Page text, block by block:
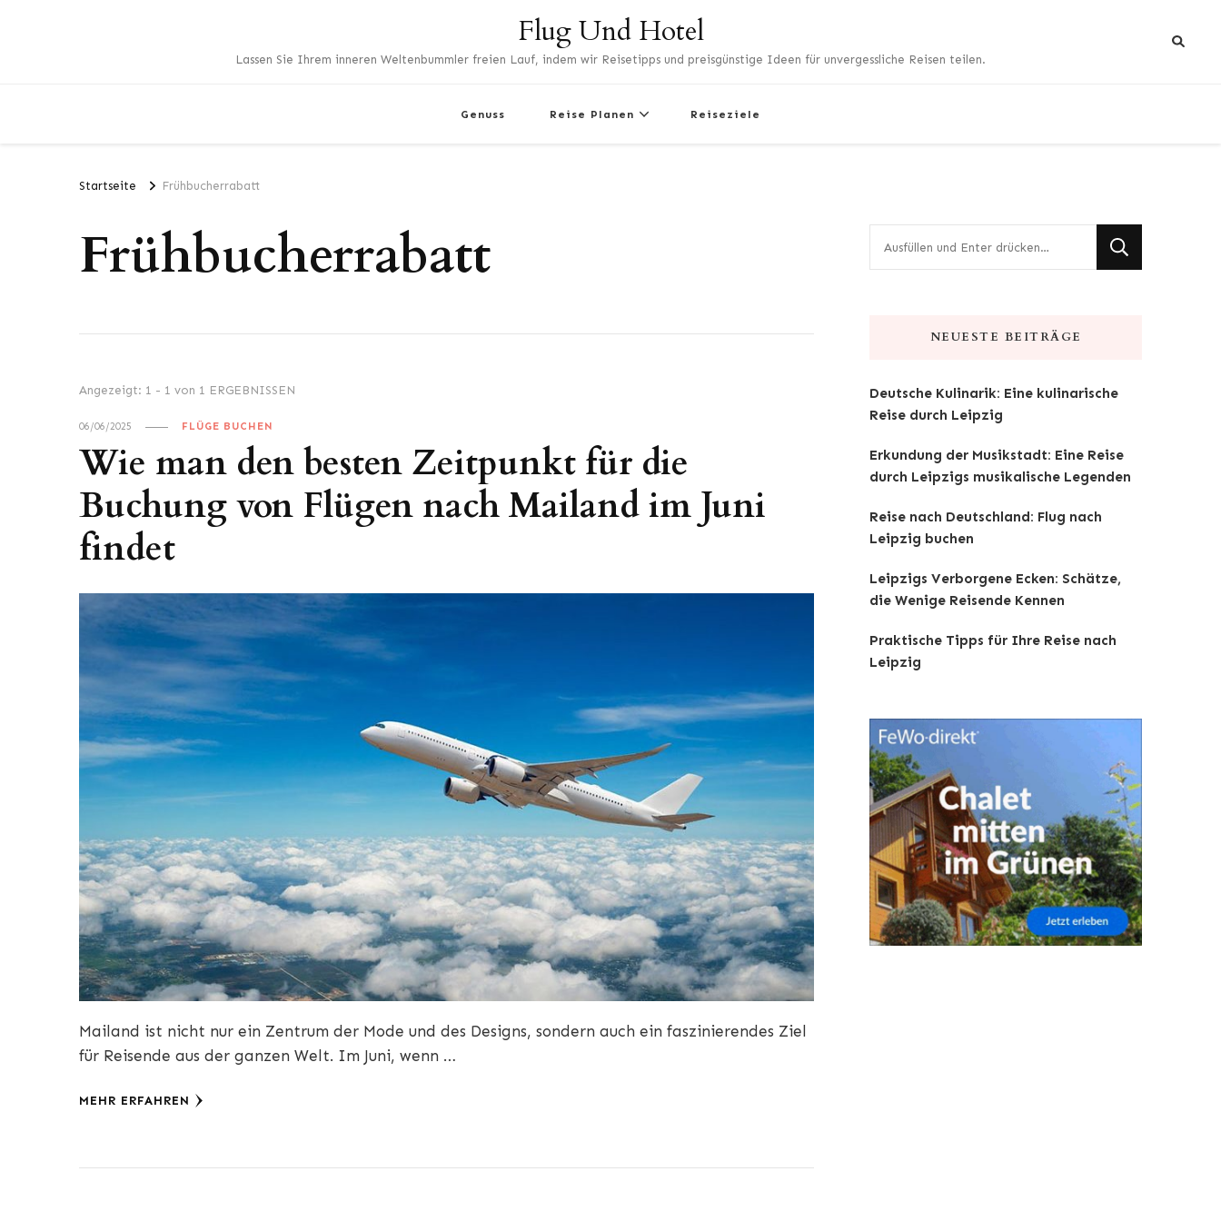
Flug Und Hotel
Lassen Sie Ihrem inneren Weltenbummler freien Lauf, indem wir Reisetipps und preisgünstige Ideen für unvergessliche Reisen teilen.
Genuss Reise Planen Reiseziele
Startseite Frühbucherrabatt
Frühbucherrabatt
Angezeigt: 1 - 1 von 1 ERGEBNISSEN
06/06/2025 FLÜGE BUCHEN
Wie man den besten Zeitpunkt für die
Buchung von Flügen nach Mailand im Juni
findet
Mailand ist nicht nur ein Zentrum der Mode und des Designs, sondern auch ein faszinierendes Ziel
für Reisende aus der ganzen Welt. Im Juni, wenn …
MEHR ERFAHREN
NEUESTE BEITRÄGE
Deutsche Kulinarik: Eine kulinarische
Reise durch Leipzig
Erkundung der Musikstadt: Eine Reise
durch Leipzigs musikalische Legenden
Reise nach Deutschland: Flug nach
Leipzig buchen
Leipzigs Verborgene Ecken: Schätze,
die Wenige Reisende Kennen
Praktische Tipps für Ihre Reise nach
Leipzig